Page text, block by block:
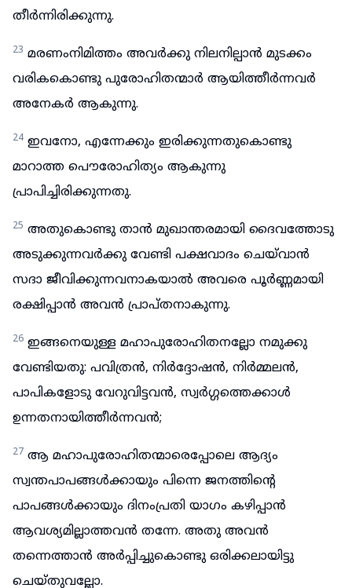
തീർന്നിരിക്കുന്നു.
23 മരണംനിമിത്തം അവർക്കു നിലനില്പാൻ മുടക്കം
വരികകൊണ്ടു പുരോഹിതന്മാർ ആയിത്തീർന്നവർ
അനേകർ ആകുന്നു.
24 ഇവനോ, എന്നേക്കും ഇരിക്കുന്നതുകൊണ്ടു
മാറാത്ത പൌരോഹിത്യം ആകുന്നു
പ്രാപിച്ചിരിക്കുന്നതു.
25 അതുകൊണ്ടു താൻ മുഖാന്തരമായി ദൈവത്തോടു
അടുക്കുന്നവർക്കു വേണ്ടി പക്ഷവാദം ചെയ്‌വാൻ
സദാ ജീവിക്കുന്നവനാകയാൽ അവരെ പൂർണ്ണമായി
രക്ഷിപ്പാൻ അവൻ പ്രാപ്തനാകുന്നു.
26 ഇങ്ങനെയുള്ള മഹാപുരോഹിതനല്ലോ നമുക്കു
വേണ്ടിയതു: പവിത്രൻ, നിർദ്ദോഷൻ, നിർമ്മലൻ,
പാപികളോടു വേറുവിട്ടവൻ, സ്വർഗ്ഗത്തെക്കാൾ
ഉന്നതനായിത്തീർന്നവൻ;
27 ആ മഹാപുരോഹിതന്മാരെപ്പോലെ ആദ്യം
സ്വന്തപാപങ്ങൾക്കായും പിന്നെ ജനത്തിന്റെ
പാപങ്ങൾക്കായും ദിനംപ്രതി യാഗം കഴിപ്പാൻ
ആവശ്യമില്ലാത്തവൻ തന്നേ. അതു അവൻ
തന്നെത്താൻ അർപ്പിച്ചുകൊണ്ടു ഒരിക്കലായിട്ടു
ചെയ്തുവല്ലോ.